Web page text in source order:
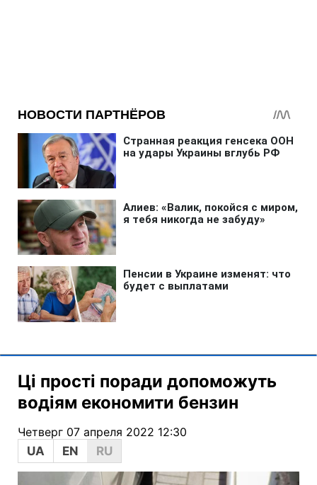
Ці прості поради допоможуть
водіям економити бензин
Четверг 07 апреля 2022 12:30
UA
EN RU